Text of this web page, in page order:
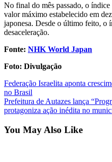
No final do mês passado, o
valor máximo estabelecido em
japonesa. Desde o último feito, o
desaceleração.
Fonte: NHK World Japan
Foto: Divulgação
Post
navigation
Federação Israelita aponta
no Brasil
Prefeitura de Autazes lança
protagoniza ação inédita no
You May Also Like